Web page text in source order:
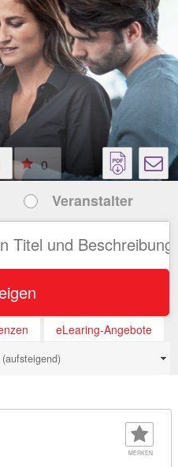
0
Veranstalter
eLearing-Angebote
MERKEN